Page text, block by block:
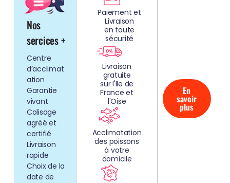
Nos
sercices +
Centre
d’acclimat
ation
Garantie
vivant
Colisage
agréé et
certifié
Livraison
rapide
Choix de la
date de
Paiement et
Livraison
en toute
sécurité
Livraison
gratuite
sur l'Ile de
France et
l'Oise
Acclimatation
des poissons
à votre
domicile
En
savoir
plus